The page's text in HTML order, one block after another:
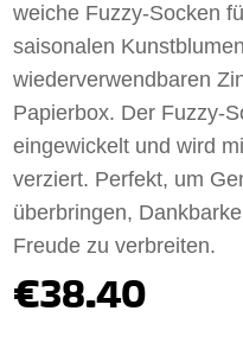
weiche Fuzzy-Socken
saisonalen
wiederverwendbaren
Papierbox. Der Fuzzy-
eingewickelt und wird
verziert. Perfekt, um
überbringen,
Freude zu verbreiten.
€38.40